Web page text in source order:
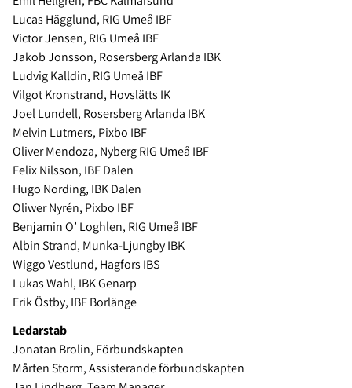
Lucas Hägglund, RIG Umeå IBF
Victor Jensen, RIG Umeå IBF
Jakob Jonsson, Rosersberg Arlanda IBK
Ludvig Kalldin, RIG Umeå IBF
Vilgot Kronstrand, Hovslätts IK
Joel Lundell, Rosersberg Arlanda IBK
Melvin Lutmers, Pixbo IBF
Oliver Mendoza, Nyberg RIG Umeå IBF
Felix Nilsson, IBF Dalen
Hugo Nording, IBK Dalen
Oliwer Nyrén, Pixbo IBF
Benjamin O’ Loghlen, RIG Umeå IBF
Albin Strand, Munka-Ljungby IBK
Wiggo Vestlund, Hagfors IBS
Lukas Wahl, IBK Genarp
Erik Östby, IBF Borlänge
Ledarstab
Jonatan Brolin, Förbundskapten
Mårten Storm, Assisterande förbundskapten